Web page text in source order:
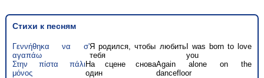
Стихи к песням
Γεννήθηκα να σ'
αγαπάω
Я родился, чтобы любить
тебя
I was born to love
you
Στην πίστα πάλι
μόνος
На сцене снова
один
Again alone on the
dancefloor